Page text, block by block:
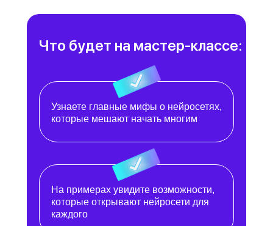
Что будет на мастер-классе:
Узнаете главные мифы о нейросетях,
которые мешают начать многим
На примерах увидите возможности,
которые открывают нейросети для
каждого